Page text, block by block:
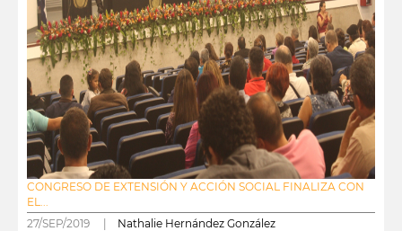
CONGRESO DE EXTENSIÓN Y ACCIÓN SOCIAL FINALIZA CON
EL...
27/SEP/2019 | Nathalie Hernández González